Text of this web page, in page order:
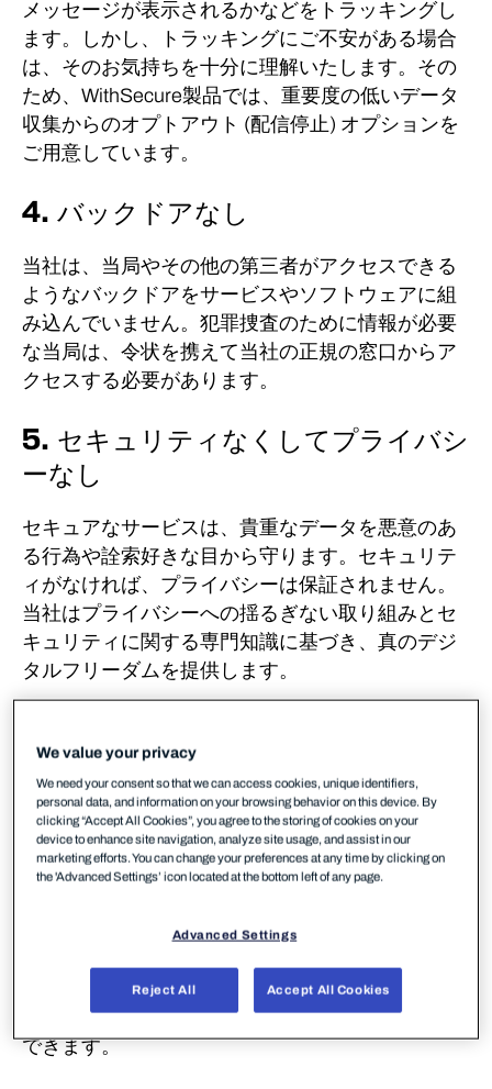
メッセージが表示されるかなどをトラッキングし
ます。
しかし、トラッキングにご不安がある場合
は、そのお気持ちを十分に理解いたします。その
ため、WithSecure製品では、重要度の低いデータ
収集からのオプトアウト (配信停止) オプションを
ご用意しています。
4. バックドアなし
当社は、当局やその他の第三者がアクセスできる
ようなバックドアをサービスやソフトウェアに組
み込んでいません。 犯罪捜査のために情報が必要
な当局は、令状を携えて当社の正規の窓口からア
クセスする必要があります。
5. セキュリティなくしてプライバシ
ーなし
セキュアなサービスは、貴重なデータを悪意のあ
る行為や詮索好きな目から守ります。 セキュリテ
ィがなければ、プライバシーは保証されません。
当社はプライバシーへの揺るぎない取り組みとセ
キュリティに関する専門知識に基づき、真のデジ
タルフリーダムを提供します。
ます
当社は、お客様との繋がりを大切にし、デジタル
世界での安全確保をサポートしたいと考えていま
す。そのため、適切なメッセージを配信していま
有益で楽しく、役立つ情報を提供
るようお手伝いすることを目的としています。
希望であれば、いつでもメッセージの配信を停止
できます。
We value your privacy
We need your consent so that we can access cookies, unique identifiers,
personal data, and information on your browsing behavior on this device. By
clicking “Accept All Cookies”, you agree to the storing of cookies on your
device to enhance site navigation, analyze site usage, and assist in our
marketing efforts. You can change your preferences at any time by clicking on
the 'Advanced Settings’ icon located at the bottom left of any page.
Advanced Settings
Reject All Accept All Cookies